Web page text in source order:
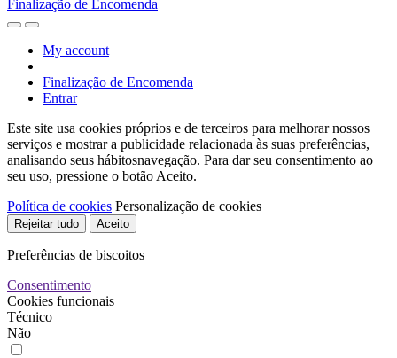
Finalização de Encomenda
My account
Finalização de Encomenda
Entrar
Este site usa cookies próprios e de terceiros para melhorar nossos
serviços e mostrar a publicidade relacionada às suas preferências,
analisando seus hábitosnavegação. Para dar seu consentimento ao
seu uso, pressione o botão Aceito.
Política de cookies Personalização de cookies
Rejeitar tudo Aceito
Preferências de biscoitos
Consentimento
Cookies funcionais
Técnico
Não